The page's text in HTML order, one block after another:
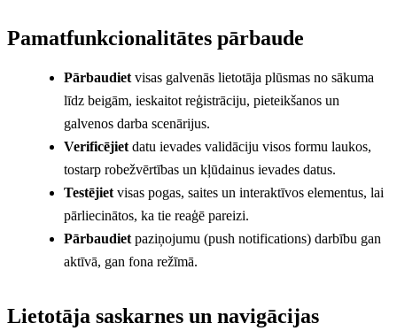
Pamatfunkcionalitātes pārbaude
Pārbaudiet visas galvenās lietotāja plūsmas no sākuma
līdz beigām, ieskaitot reģistrāciju, pieteikšanos un
galvenos darba scenārijus.
Verificējiet datu ievades validāciju visos formu laukos,
tostarp robežvērtības un kļūdainus ievades datus.
Testējiet visas pogas, saites un interaktīvos elementus, lai
pārliecinātos, ka tie reaģē pareizi.
Pārbaudiet paziņojumu (push notifications) darbību gan
aktīvā, gan fona režīmā.
Lietotāja saskarnes un navigācijas